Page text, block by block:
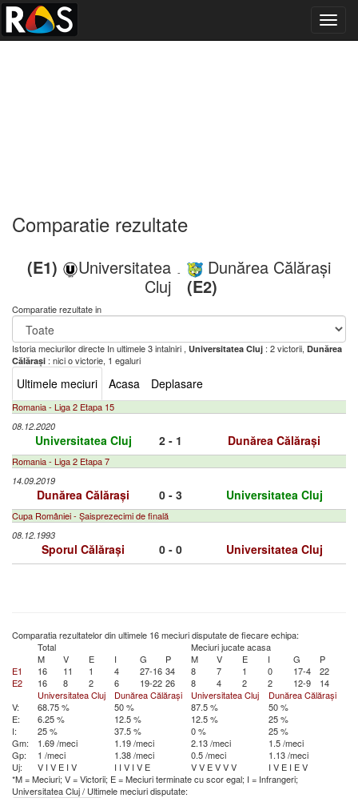
Comparatie rezultate
(E1)
Universitatea
Cluj
-
Dunărea Călărași
(E2)
Comparatie rezultate in
Istoria meciurilor directe In ultimele 3 intalniri , Universitatea Cluj : 2 victorii, Dunărea
Călărași : nici o victorie, 1 egaluri
Ultimele meciuri Acasa Deplasare
Romania - Liga 2 Etapa 15
08.12.2020
Universitatea Cluj 2 - 1 Dunărea Călărași
Romania - Liga 2 Etapa 7
14.09.2019
Dunărea Călărași 0 - 3 Universitatea Cluj
Cupa României - Șaisprezecimi de finală
08.12.1993
Sporul Călărași 0 - 0 Universitatea Cluj
Comparatia rezultatelor din ultimele 16 meciuri disputate de fiecare echipa:
Total
Meciuri jucate acasa
M
V E I G P M V E I G
P
E1
16 11 1 4 27-16 34 8 7 1 0 17-4
22
E2
16 8 2 6 19-22 26 8 4 2 2 12-9
14
Universitatea Cluj
Dunărea Călărași Universitatea Cluj
Dunărea Călărași
V:
68.75 % 50 % 87.5 %
50 %
E:
6.25 % 12.5 % 12.5 %
25 %
I:
25 % 37.5 % 0 %
25 %
Gm:
1.69 /meci 1.19 /meci 2.13 /meci
1.5 /meci
Gp:
1 /meci 1.38 /meci 0.5 /meci
1.13 /meci
Uj:
V I V E I V I I V I V E VV EVVV I V E I EV
*M = Meciuri; V = Victorii; E = Meciuri terminate cu scor egal; I = Infrangeri;
Universitatea Cluj/ Ultimele meciuri disputate: